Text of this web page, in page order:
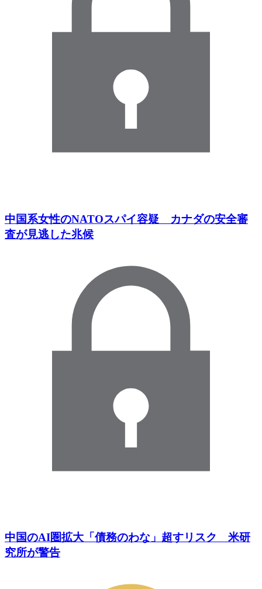
中国系女性のNATOスパイ容疑 カナダの安全審
査が見逃した兆候
中国のAI圏拡大「債務のわな」超すリスク 米研
究所が警告